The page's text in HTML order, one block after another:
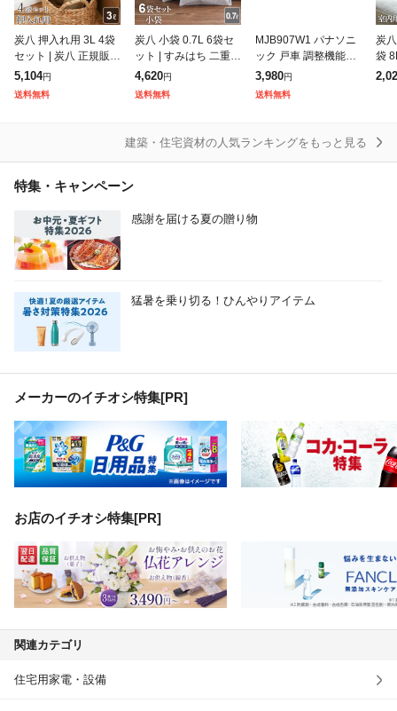
壁材
レンガ・ブロック
その他建築・住宅資材
炭八 押入れ用 3L 4袋
セット | 炭八 正規販売
店すみはち 除湿 炭 湿
気 消臭 カビ対策 クロ
5,104円
送料無料
炭八 小袋 0.7L 6袋セ
ット | すみはち 二重小
袋 除湿 炭 湿気 消臭
湿気取り しっけ キッ
4,620円
送料無料
MJB907W1 パナソニ
ック 戸車 調整機能付
き 引き戸・内装引戸
用 Y戸車 ホワイト 2個
3,980円
送料無料
炭
袋
店
建築・住宅資材の人気ランキングをもっと見る
特集・キャンペーン
感謝を届ける夏の贈り物
猛暑を乗り切る！ひんやりアイテム
メーカーのイチオシ特集[PR]
お店のイチオシ特集[PR]
関連カテゴリ
住宅用家電・設備